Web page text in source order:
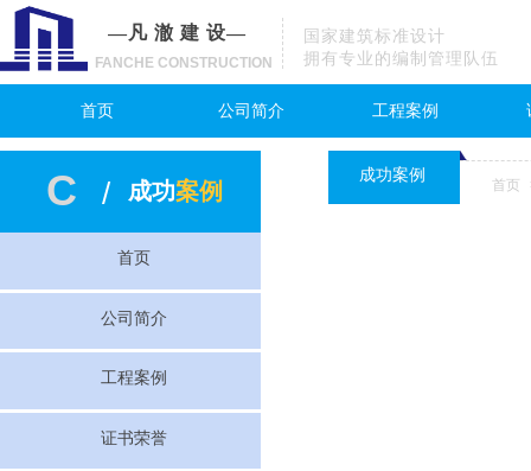
—凡 澈 建 设—
国家建筑标准设计
拥有专业的编制管理队伍
FANCHE CONSTRUCTION
首页 公司简介 工程案例
C 成功案例
/ 成功案例 首页
首页
公司简介
工程案例
证书荣誉